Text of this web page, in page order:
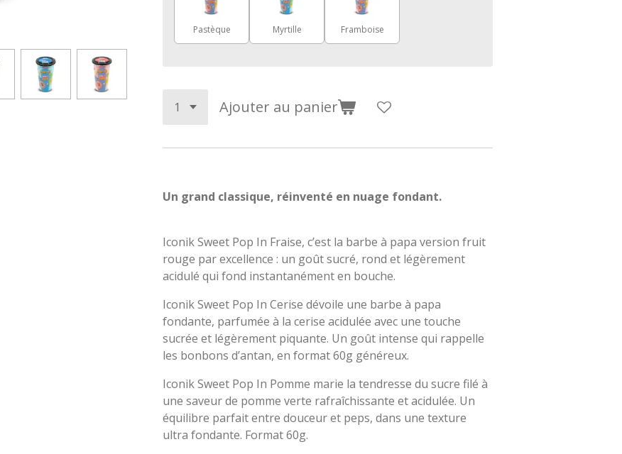
Pastèque Myrtille Framboise
Ajouter au panier
Un grand classique, réinventé en nuage fondant.
Iconik Sweet Pop In Fraise, c’est la barbe à papa version fruit
rouge par excellence : un goût sucré, rond et légèrement
acidulé qui fond instantanément en bouche.
Iconik Sweet Pop In Cerise dévoile une barbe à papa
fondante, parfumée à la cerise acidulée avec une touche
sucrée et légèrement piquante. Un goût intense qui rappelle
les bonbons d’antan, en format 60g généreux.
Iconik Sweet Pop In Pomme marie la tendresse du sucre filé à
une saveur de pomme verte rafraîchissante et acidulée. Un
équilibre parfait entre douceur et peps, dans une texture
ultra fondante. Format 60g.